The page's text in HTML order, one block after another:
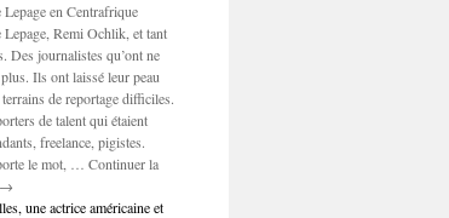
en Centrafrique
Lepage, Remi Ochlik, et tant
Des journalistes qu’ont ne
Ils ont laissé leur peau
de reportage difficiles.
de talent qui étaient
freelance, pigistes.
le mot, … Continuer la
→
une actrice américaine et